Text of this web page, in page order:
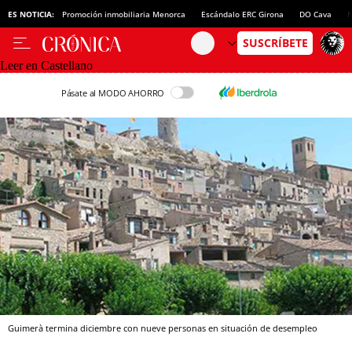
ES NOTICIA: Promoción inmobiliaria Menorca Escándalo ERC Girona DO Cava
Leer en Castellano
Pásate al MODO AHORRO
Guimerà termina diciembre con nueve personas en situación de desempleo